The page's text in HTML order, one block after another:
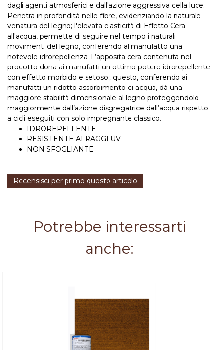
dagli agenti atmosferici e dall'azione aggressiva della luce.
Penetra in profondità nelle fibre, evidenziando la naturale
venatura del legno; l'elevata elasticità di Effetto Cera
all'acqua, permette di seguire nel tempo i naturali
movimenti del legno, conferendo al manufatto una
notevole idrorepellenza. L’apposita cera contenuta nel
prodotto dona ai manufatti un ottimo potere idrorepellente
con effetto morbido e setoso.; questo, conferendo ai
manufatti un ridotto assorbimento di acqua, dà una
maggiore stabilità dimensionale al legno proteggendolo
maggiormente dall’azione disgregatrice dell’acqua rispetto
a cicli eseguiti con solo impregnante classico.
IDROREPELLENTE
RESISTENTE AI RAGGI UV
NON SFOGLIANTE
Recensisci per primo questo articolo
Potrebbe interessarti
anche: